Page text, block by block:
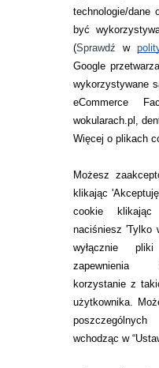
technologie/dane
być
(Sprawdźw
Google
wykorzystywane
eCommerce
wokularach.pl,
Więcej o plikach
Możesz
klikając
cookie
naciśniesz 'Tylko
wyłącznie
zapewnienia
korzystanie z
użytkownika.
wchodząc w
JAK ZAMAWIAĆ?
ZWROTY I
WARUNKI ZAKUPÓW
RANKINGI
SOCZEWKI
Zwrot (odstąpienie od
ZMIEŃ USTAWIENIA
KONTAKT
telefon:
22 113 44 42
telefon:
732 08 08 72